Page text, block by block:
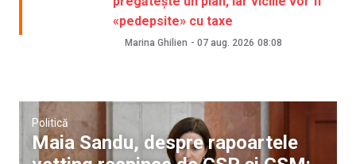
«pedepsite» cu taxe
Marina Ghilien - 07 aug. 2026 08:08
Politică
Maia Sandu, despre rapoartele